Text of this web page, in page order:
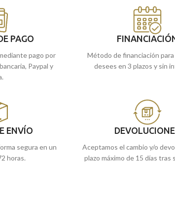
PAGO
pago por
Paypal y
Método de financiación para
desees en 3 plazos y sin
ENVÍO
segura en un
horas.
Aceptamos el cambio y/o
plazo máximo de 15 días tras